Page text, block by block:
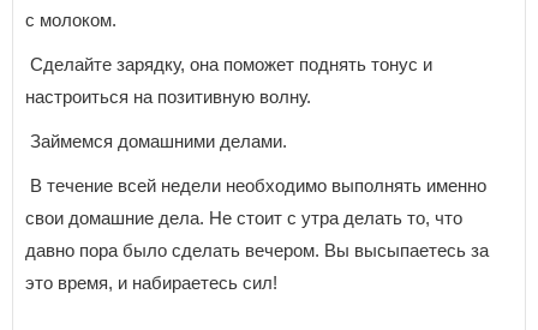
с молоком.
Сделайте зарядку, она поможет поднять тонус и
настроиться на позитивную волну.
Займемся домашними делами.
В течение всей недели необходимо выполнять именно
свои домашние дела. Не стоит с утра делать то, что
давно пора было сделать вечером. Вы высыпаетесь за
это время, и набираетесь сил!